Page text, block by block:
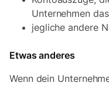
Unternehmen
jegliche andere
Etwas anderes
Wenn dein